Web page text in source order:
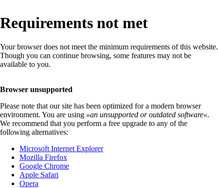
Requirements not met
Your browser does not meet the minimum requirements of this website.
Though you can continue browsing, some features may not be
available to you.
Browser unsupported
Please note that our site has been optimized for a modern browser
environment. You are using »an unsupported or outdated software«.
We recommend that you perform a free upgrade to any of the
following alternatives:
Microsoft Internet Explorer
Mozilla Firefox
Google Chrome
Apple Safari
Opera